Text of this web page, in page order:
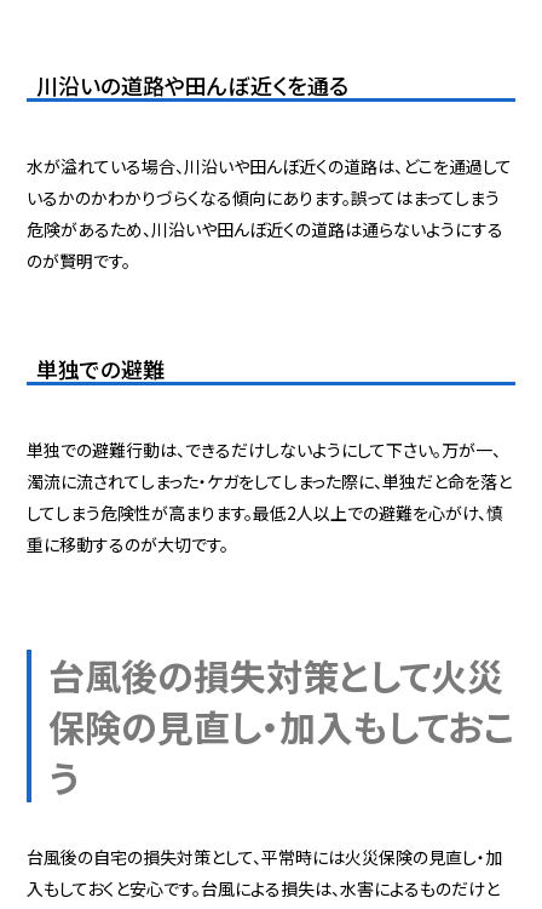
川沿いの道路や田んぼ近くを通る
水が溢れている場合、川沿いや田んぼ近くの道路は、どこを通過して
いるかのかわかりづらくなる傾向にあります。誤ってはまってしまう
危険があるため、川沿いや田んぼ近くの道路は通らないようにする
のが賢明です。
単独での避難
単独での避難行動は、できるだけしないようにして下さい。万が一、
濁流に流されてしまった・ケガをしてしまった際に、単独だと命を落と
してしまう危険性が高まります。最低2人以上での避難を心がけ、慎
重に移動するのが大切です。
台風後の損失対策として火災
保険の見直し・加入もしておこ
う
台風後の自宅の損失対策として、平常時には火災保険の見直し・加
入もしておくと安心です。台風による損失は、水害によるものだけと